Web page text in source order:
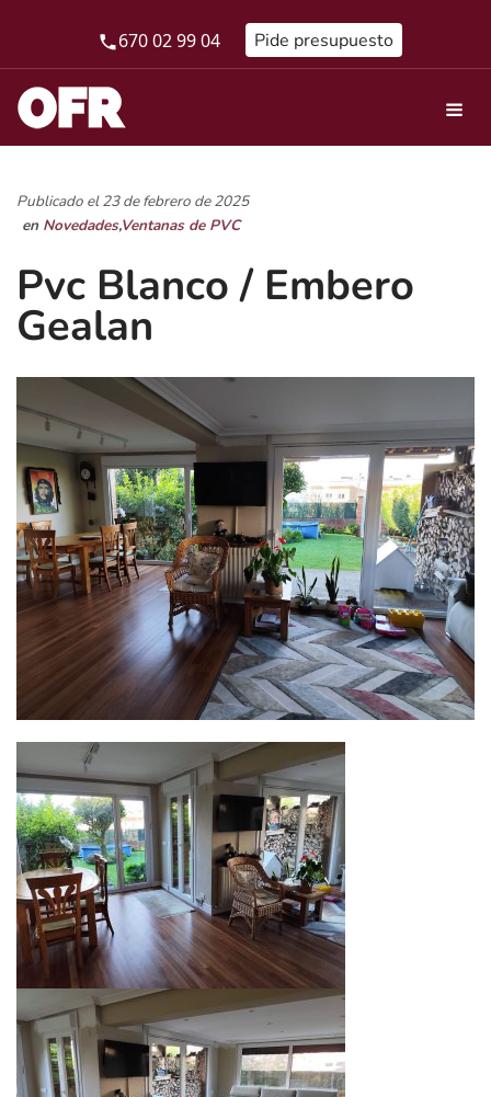
670 02 99 04 Pide presupuesto
Publicado el 23 de febrero de 2025
en Novedades,Ventanas de PVC
Pvc Blanco / Embero
Gealan